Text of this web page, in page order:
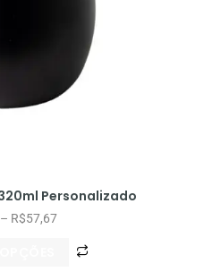
Personalizado
– R$57,67